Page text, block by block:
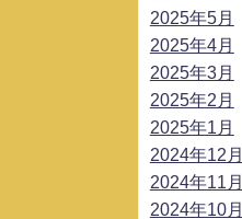
2025年5月
2025年4月
2025年3月
2025年2月
2025年1月
2024年12月
2024年11月
2024年10月